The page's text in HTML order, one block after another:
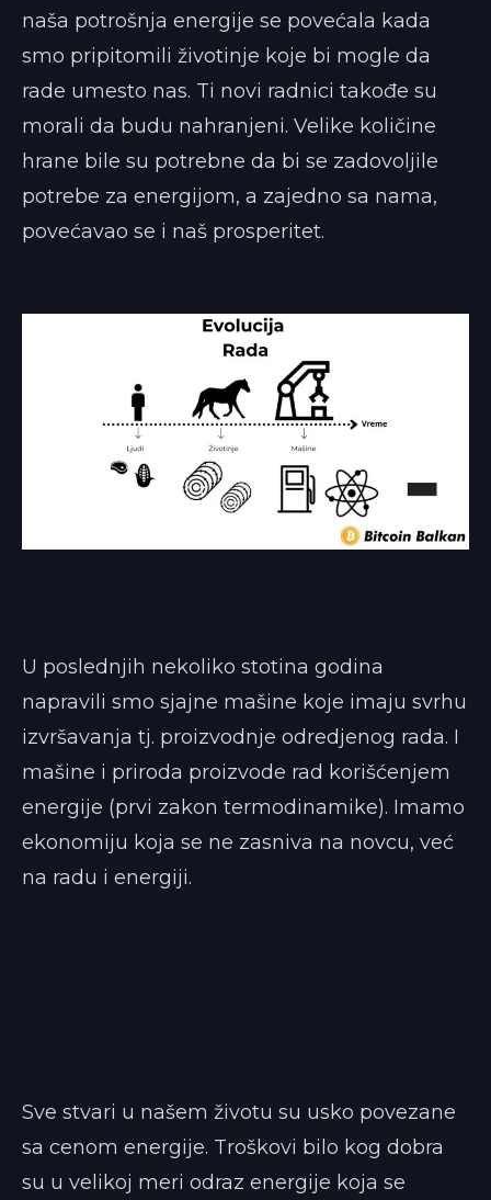
naša potrošnja energije se povećala kada
smo pripitomili životinje koje bi mogle da
rade umesto nas. Ti novi radnici takođe su
morali da budu nahranjeni. Velike količine
hrane bile su potrebne da bi se zadovoljile
potrebe za energijom, a zajedno sa nama,
povećavao se i naš prosperitet.
U poslednjih nekoliko stotina godina
napravili smo sjajne mašine koje imaju svrhu
izvršavanja tj. proizvodnje odredjenog rada. I
mašine i priroda proizvode rad korišćenjem
energije (prvi zakon termodinamike). Imamo
ekonomiju koja se ne zasniva na novcu, već
na radu i energiji.
Sve stvari u našem životu su usko povezane
sa cenom energije. Troškovi bilo kog dobra
su u velikoj meri odraz energije koja se